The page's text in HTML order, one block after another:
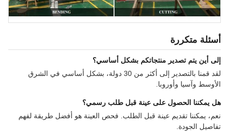
أسئلة متكررة
إلى أين يتم تصدير منتجاتكم بشكل أساسي؟
لقد قمنا بالتصدير إلى أكثر من 30 دولة، بشكل أساسي في الشرق
الأوسط وآسيا وأوروبا.
هل يمكننا الحصول على عينة قبل طلب رسمي؟
نعم، يمكننا تقديم عينة قبل الطلب. فحص العينة هو أفضل طريقة لفهم
تفاصيل الجودة.